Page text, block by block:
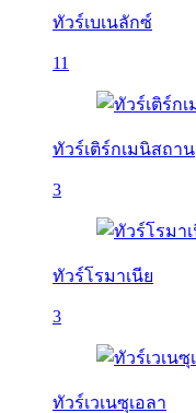
ทัวร์เบเนลักซ์
11
ทัวร์เติร์กเมนิสถาน
3
ทัวร์โรมาเนีย
3
ทัวร์เวเนซุเอลา